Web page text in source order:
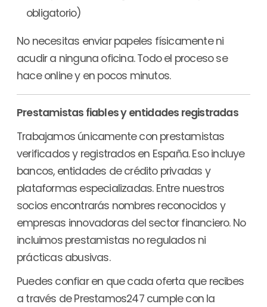
obligatorio)
No necesitas enviar papeles físicamente ni
acudir a ninguna oficina. Todo el proceso se
hace online y en pocos minutos.
Prestamistas fiables y entidades registradas
Trabajamos únicamente con prestamistas
verificados y registrados en España. Eso incluye
bancos, entidades de crédito privadas y
plataformas especializadas. Entre nuestros
socios encontrarás nombres reconocidos y
empresas innovadoras del sector financiero. No
incluimos prestamistas no regulados ni
prácticas abusivas.
Puedes confiar en que cada oferta que recibes
a través de Prestamos247 cumple con la